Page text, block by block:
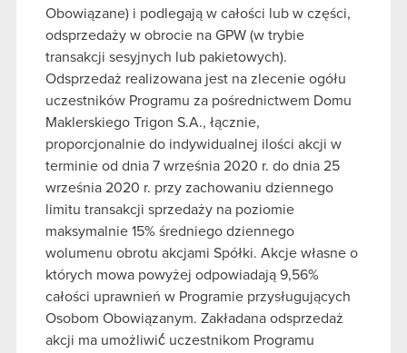
Obowiązane) i podlegają w całości lub w części,
odsprzedaży w obrocie na GPW (w trybie
transakcji sesyjnych lub pakietowych).
Odsprzedaż realizowana jest na zlecenie ogółu
uczestników Programu za pośrednictwem Domu
Maklerskiego Trigon S.A., łącznie,
proporcjonalnie do indywidualnej ilości akcji w
terminie od dnia 7 września 2020 r. do dnia 25
września 2020 r. przy zachowaniu dziennego
limitu transakcji sprzedaży na poziomie
maksymalnie 15% średniego dziennego
wolumenu obrotu akcjami Spółki. Akcje własne o
których mowa powyżej odpowiadają 9,56%
całości uprawnień w Programie przysługujących
Osobom Obowiązanym. Zakładana odsprzedaż
akcji ma umożliwić́ uczestnikom Programu